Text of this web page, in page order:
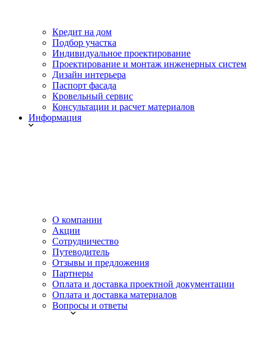
Кредит на дом
Подбор участка
Индивидуальное проектирование
Проектирование и монтаж инженерных систем
Дизайн интерьера
Паспорт фасада
Кровельный сервис
Консультации и расчет материалов
Информация
О компании
Акции
Сотрудничество
Путеводитель
Отзывы и предложения
Партнеры
Оплата и доставка проектной документации
Оплата и доставка материалов
Вопросы и ответы